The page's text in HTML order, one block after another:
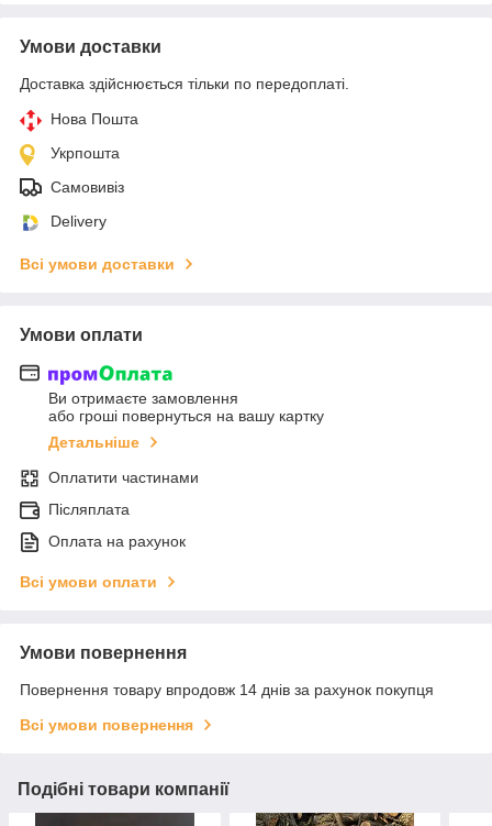
Умови доставки
Доставка здійснюється тільки по передоплаті.
Нова Пошта
Укрпошта
Самовивіз
Delivery
Всі умови доставки
Умови оплати
Ви отримаєте замовлення
або гроші повернуться на вашу картку
Детальніше
Оплатити частинами
Післяплата
Оплата на рахунок
Всі умови оплати
Умови повернення
Повернення товару впродовж 14 днів за рахунок покупця
Всі умови повернення
Подібні товари компанії